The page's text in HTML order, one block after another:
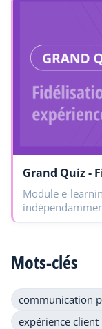
Module e-
Mots-clés
communication
expérience client